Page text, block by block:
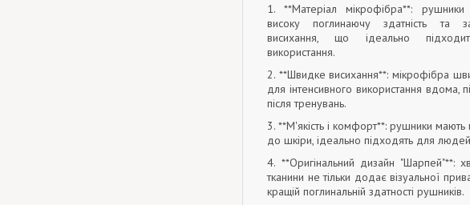
1. **Матеріал мікрофібра**:
високу поглинаючу здатність та
висихання, що ідеально
використання.
2. **Швидке висихання**: мікрофібра
для інтенсивного використання
після тренувань.
3. **М'якість і комфорт**: рушники мають
до шкіри, ідеально підходять для
4. **Оригінальний дизайн "Шарпей"**:
тканини не тільки додає візуальної
кращій поглинальній здатності рушників.